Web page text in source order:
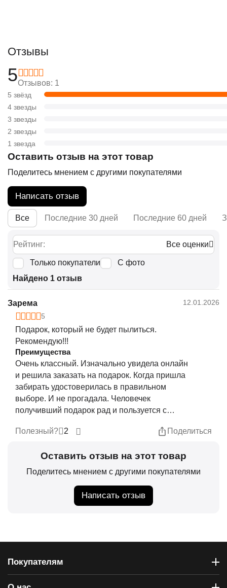
Отзывы
5Отзывов: 1
5 звёзд
4 звезды
3 звезды
2 звезды
1 звезда
Оставить отзыв на этот товар
Поделитесь мнением с другими покупателями
Написать отзыв
Все Последние 30 дней Последние 60 дней
Рейтинг: Все оценки
Только покупатели
С фото
Найдено 1 отзыв
Зарема
12.01.2026
5
Подарок, который не будет пылиться.
Рекомендую!!!
Преимущества
Очень классный. Изначально увидела онлайн
и решила заказать на подарок. Когда пришла
забирать удостоверилась в правильном
выборе. И не прогадала. Человечек
получивший подарок рад и пользуется с
Полезный?
2 Поделиться
Оставить отзыв на этот товар
Поделитесь мнением с другими покупателями
Написать отзыв
Покупателям